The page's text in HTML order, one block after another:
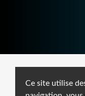
Ce site utilise